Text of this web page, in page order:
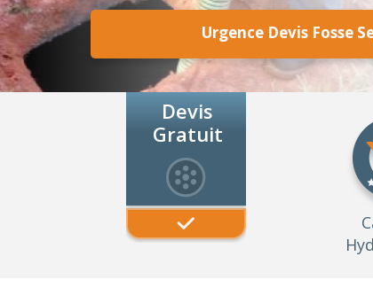
Urgence Devis Fosse
Devis
Gratuit